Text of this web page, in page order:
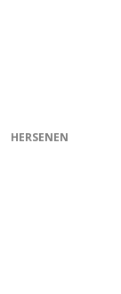
HERSENEN